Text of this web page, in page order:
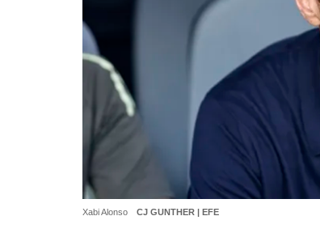
Xabi Alonso CJ GUNTHER | EFE